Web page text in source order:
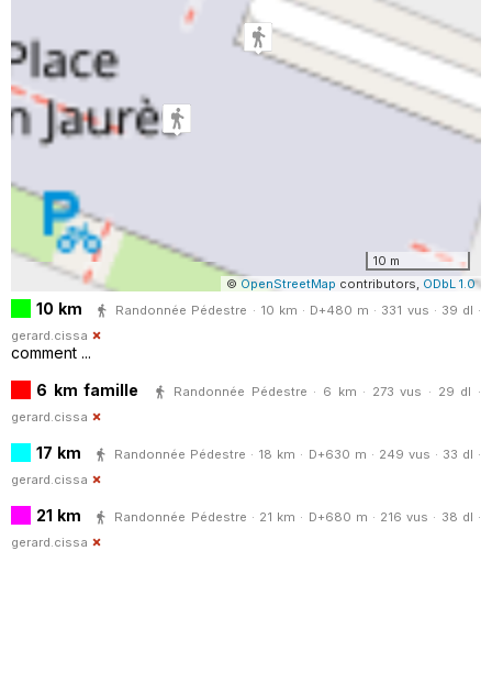
10 m
© OpenStreetMap contributors, ODbL 1.0
10 km
Randonnée Pédestre · 10 km · D+480 m · 331 vus · 39 dl ·
gerard.cissa
comment ...
6 km famille
Randonnée Pédestre · 6 km · 273 vus · 29 dl ·
gerard.cissa
17 km
Randonnée Pédestre · 18 km · D+630 m · 249 vus · 33 dl ·
gerard.cissa
21 km
Randonnée Pédestre · 21 km · D+680 m · 216 vus · 38 dl ·
gerard.cissa